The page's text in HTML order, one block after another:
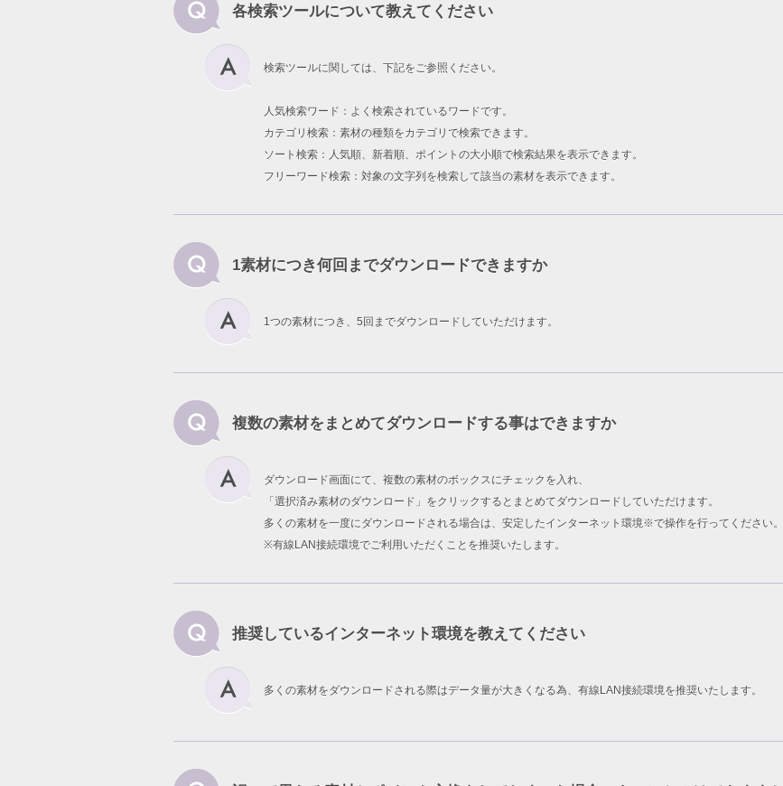
各検索ツールについて教えてください
検索ツールに関しては、下記をご参照ください。
人気検索ワード：よく検索されているワードです。
カテゴリ検索：素材の種類をカテゴリで検索できます。
ソート検索：人気順、新着順、ポイントの大小順で検索結果を表示できます。
フリーワード検索：対象の文字列を検索して該当の素材を表示できます。
1素材につき何回までダウンロードできますか
1つの素材につき、5回までダウンロードしていただけます。
複数の素材をまとめてダウンロードする事はできますか
ダウンロード画面にて、複数の素材のボックスにチェックを入れ、
「選択済み素材のダウンロード」をクリックするとまとめてダウンロードしていただけます。
多くの素材を一度にダウンロードされる場合は、安定したインターネット環境※で操作を行ってください。
※有線LAN接続環境でご利用いただくことを推奨いたします。
推奨しているインターネット環境を教えてください
多くの素材をダウンロードされる際はデータ量が大きくなる為、有線LAN接続環境を推奨いたします。